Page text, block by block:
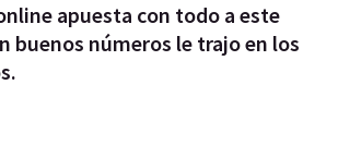
apuesta con todo a este
buenos números le trajo en los